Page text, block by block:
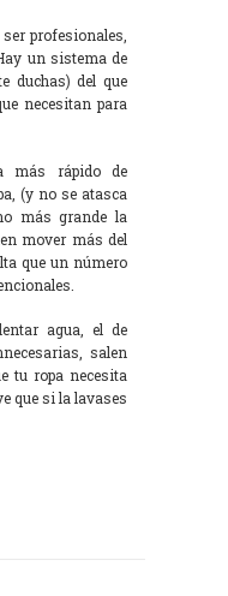
profesionales,
un sistema de
duchas) del que
necesitan para
más rápido de
(y no se atasca
más grande la
mover más del
que un número
agua, el de
salen
tu ropa necesita
que si la lavases